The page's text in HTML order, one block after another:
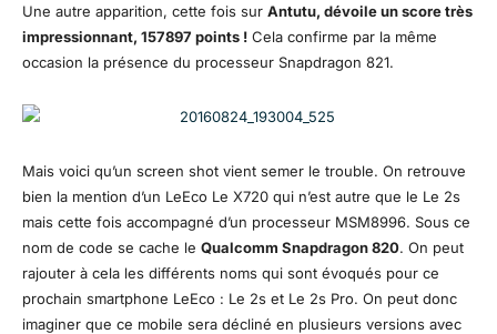
Une autre apparition, cette fois sur Antutu, dévoile un score très
impressionnant, 157897 points ! Cela confirme par la même
occasion la présence du processeur Snapdragon 821.
Mais voici qu’un screen shot vient semer le trouble. On retrouve
bien la mention d’un LeEco Le X720 qui n’est autre que le Le 2s
mais cette fois accompagné d’un processeur MSM8996. Sous ce
nom de code se cache le Qualcomm Snapdragon 820. On peut
rajouter à cela les différents noms qui sont évoqués pour ce
prochain smartphone LeEco : Le 2s et Le 2s Pro. On peut donc
imaginer que ce mobile sera décliné en plusieurs versions avec